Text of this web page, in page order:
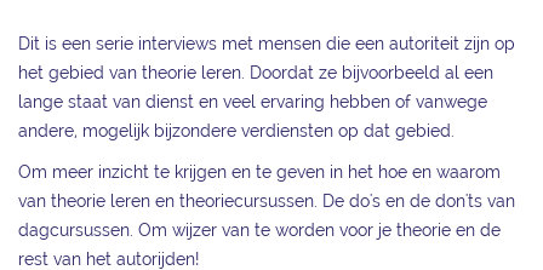
Dit is een serie interviews met mensen die een autoriteit zijn op
het gebied van theorie leren. Doordat ze bijvoorbeeld al een
lange staat van dienst en veel ervaring hebben of vanwege
andere, mogelijk bijzondere verdiensten op dat gebied.
Om meer inzicht te krijgen en te geven in het hoe en waarom
van theorie leren en theoriecursussen. De do's en de don'ts van
dagcursussen. Om wijzer van te worden voor je theorie en de
rest van het autorijden!